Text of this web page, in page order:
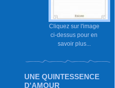
Cliquez sur l'image
ci-dessus pour en
savoir plus...
UNE QUINTESSENCE
D'AMOUR